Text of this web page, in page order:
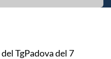
TgPadova del 7